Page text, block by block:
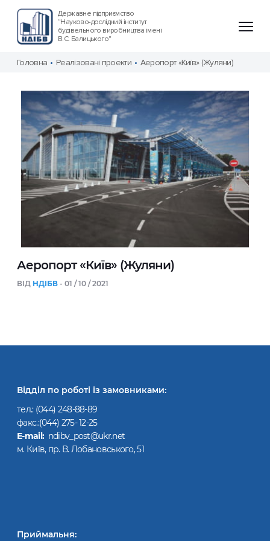
Державне підприємство
“Науково-дослідний інститут
будівельного виробництва імені
В.С. Балицького"
Головна Реалізовані проекти Аеропорт «Київ» (Жуляни)
Аеропорт «Київ» (Жуляни)
ВІД НДІБВ - 01 / 10 / 2021
Приймальня:
Відділ по роботі із замовниками:
тел.: (044) 248-88-89
факс.:(044) 275- 12-25
Е-mail: ndibv_post@ukr.net
м. Київ, пр. В. Лобановського, 51